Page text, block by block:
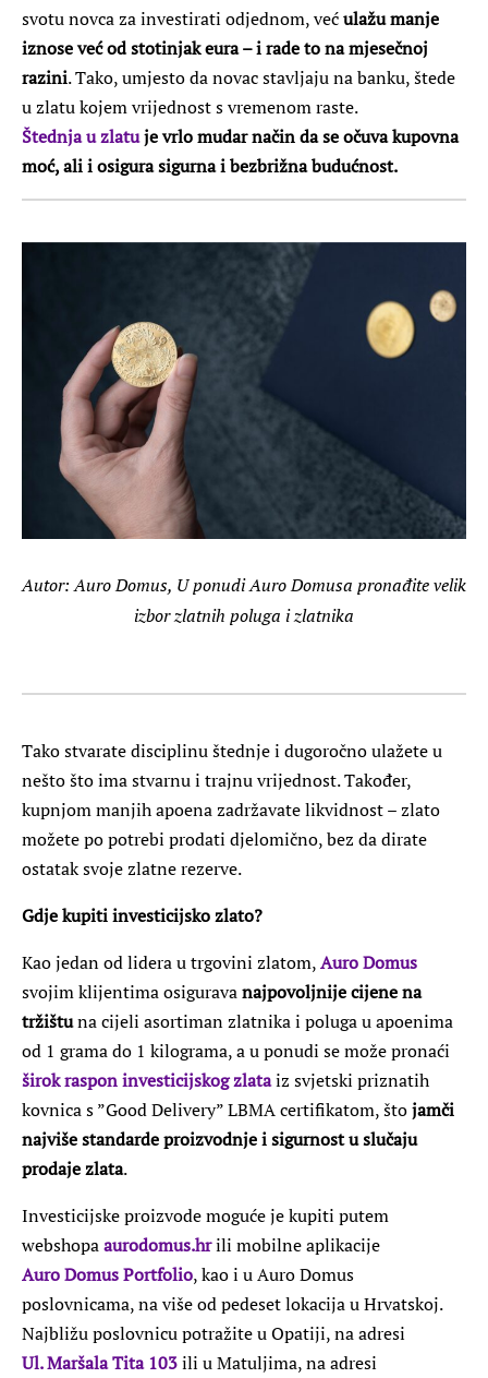
svotu novca za investirati odjednom, većulažu manje
iznose već od stotinjak eura – i rade to na mjesečnoj
razini. Tako, umjesto da novac stavljaju na banku, štede
u zlatu kojem vrijednost s vremenom raste.
Štednja u zlatuje vrlo mudar način da se očuva kupovna
moć, ali i osigura sigurna i bezbrižna budućnost.
Autor: Auro Domus, U ponudi Auro Domusa pronađite velik
izbor zlatnih poluga i zlatnika
Tako stvarate disciplinu štednje i dugoročno ulažete u
nešto što ima stvarnu i trajnu vrijednost. Također,
kupnjom manjih apoena zadržavate likvidnost – zlato
možete po potrebi prodati djelomično, bez da dirate
ostatak svoje zlatne rezerve.
Gdje kupiti investicijsko zlato?
Kao jedan od lidera u trgovini zlatom,Auro Domus
svojim klijentima osiguravanajpovoljnije cijene na
tržištuna cijeli asortiman zlatnika i poluga u apoenima
od 1 grama do 1 kilograma, a u ponudi se može pronaći
širok raspon investicijskog zlataiz svjetski priznatih
kovnica s”Good Delivery” LBMA certifikatom, štojamči
najviše standarde proizvodnje i sigurnost u slučaju
prodaje zlata.
Investicijske proizvode moguće je kupiti putem
webshopaaurodomus.hrili mobilne aplikacije
Auro Domus Portfolio, kao i u Auro Domus
poslovnicama, na više od pedeset lokacija u Hrvatskoj.
Najbližu poslovnicu potražite u Opatiji, na adresi
Ul. Maršala Tita 103ili u Matuljima, na adresi